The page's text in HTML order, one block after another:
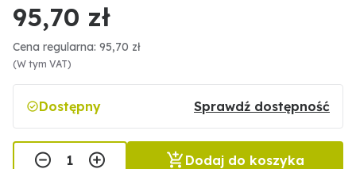
95,70 zł
Cena regularna: 95,70 zł
(W tym VAT)
Dostępny Sprawdź dostępność
Dodaj do koszyka